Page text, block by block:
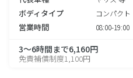
ボディタイプ コンパクト
営業時間 08:00-19:00
3～6時間まで6,160円
免責補償制度1,100円